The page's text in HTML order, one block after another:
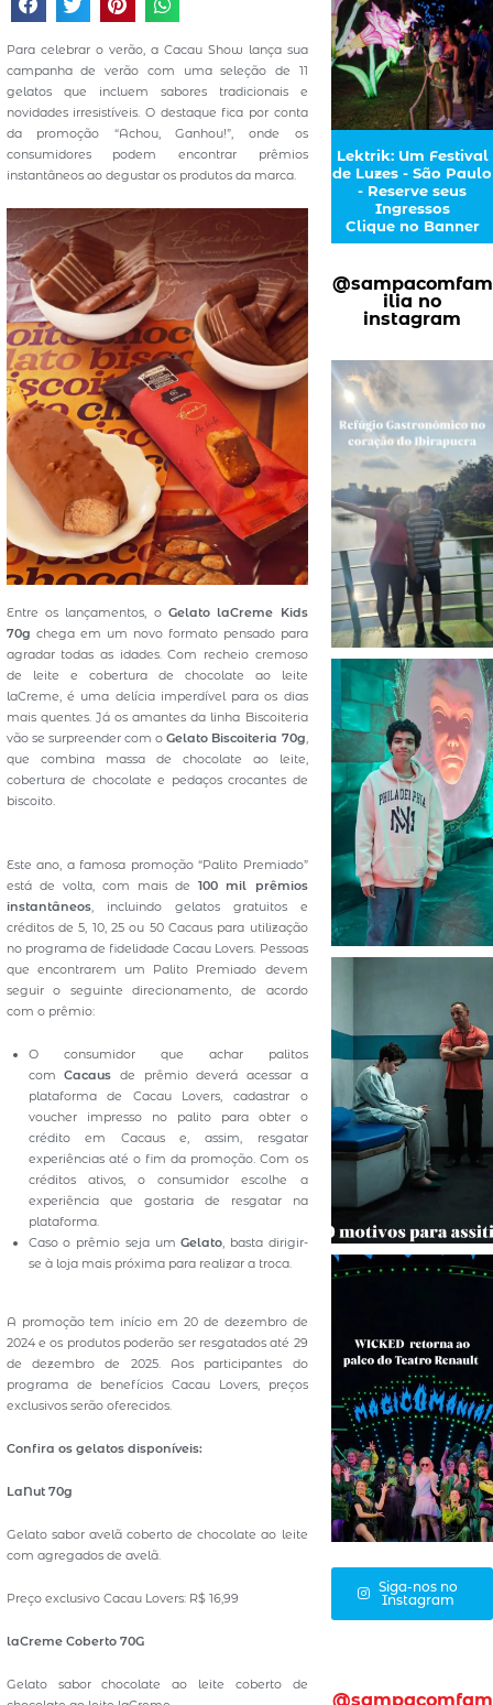
Para celebrar o verão, a Cacau Show lança sua
campanha de verão com uma seleção de 11
gelatos que incluem sabores tradicionais e
novidades irresistíveis. O destaque fica por conta
da promoção “Achou, Ganhou!”, onde os
consumidores podem encontrar prêmios
instantâneos ao degustar os produtos da marca.
Entre os lançamentos, o Gelato laCreme Kids
70g chega em um novo formato pensado para
agradar todas as idades. Com recheio cremoso
de leite e cobertura de chocolate ao leite
laCreme, é uma delícia imperdível para os dias
mais quentes. Já os amantes da linha Biscoiteria
vão se surpreender com oGelato Biscoiteria 70g,
que combina massa de chocolate ao leite,
cobertura de chocolate e pedaços crocantes de
biscoito.
Este ano, a famosa promoção “Palito Premiado”
está de volta, com mais de100 mil prêmios
instantâneos, incluindo gelatos gratuitos e
créditos de 5, 10, 25 ou 50 Cacaus para utilização
no programa de fidelidade Cacau Lovers. Pessoas
que encontrarem um Palito Premiado devem
seguir o seguinte direcionamento, de acordo
com o prêmio:
O consumidor que achar palitos
comCacausde prêmio deverá acessar a
plataforma de Cacau Lovers, cadastrar o
voucher impresso no palito para obter o
crédito em Cacaus e, assim, resgatar
experiências até o fim da promoção. Com os
créditos ativos, o consumidor escolhe a
experiência que gostaria de resgatar na
plataforma.
Caso o prêmio seja umGelato, basta dirigir-
se à loja mais próxima para realizar a troca.
A promoção tem início em 20 de dezembro de
2024 e os produtos poderão ser resgatados até 29
de dezembro de 2025. Aos participantes do
programa de benefícios Cacau Lovers, preços
exclusivos serão oferecidos.
Confira os gelatos disponíveis:
LaNut 70g
Gelato sabor avelã coberto de chocolate ao leite
com agregados de avelã.
Preço exclusivo Cacau Lovers: R$ 16,99
laCreme Coberto 70G
Gelato sabor chocolate ao leite coberto de
Lektrik: Um Festival
de Luzes - São Paulo
- Reserve seus
Ingressos
Clique no Banner
@sampacomfam
ilia no
instagram
Siga-nos no
Instagram
@sampacomfam